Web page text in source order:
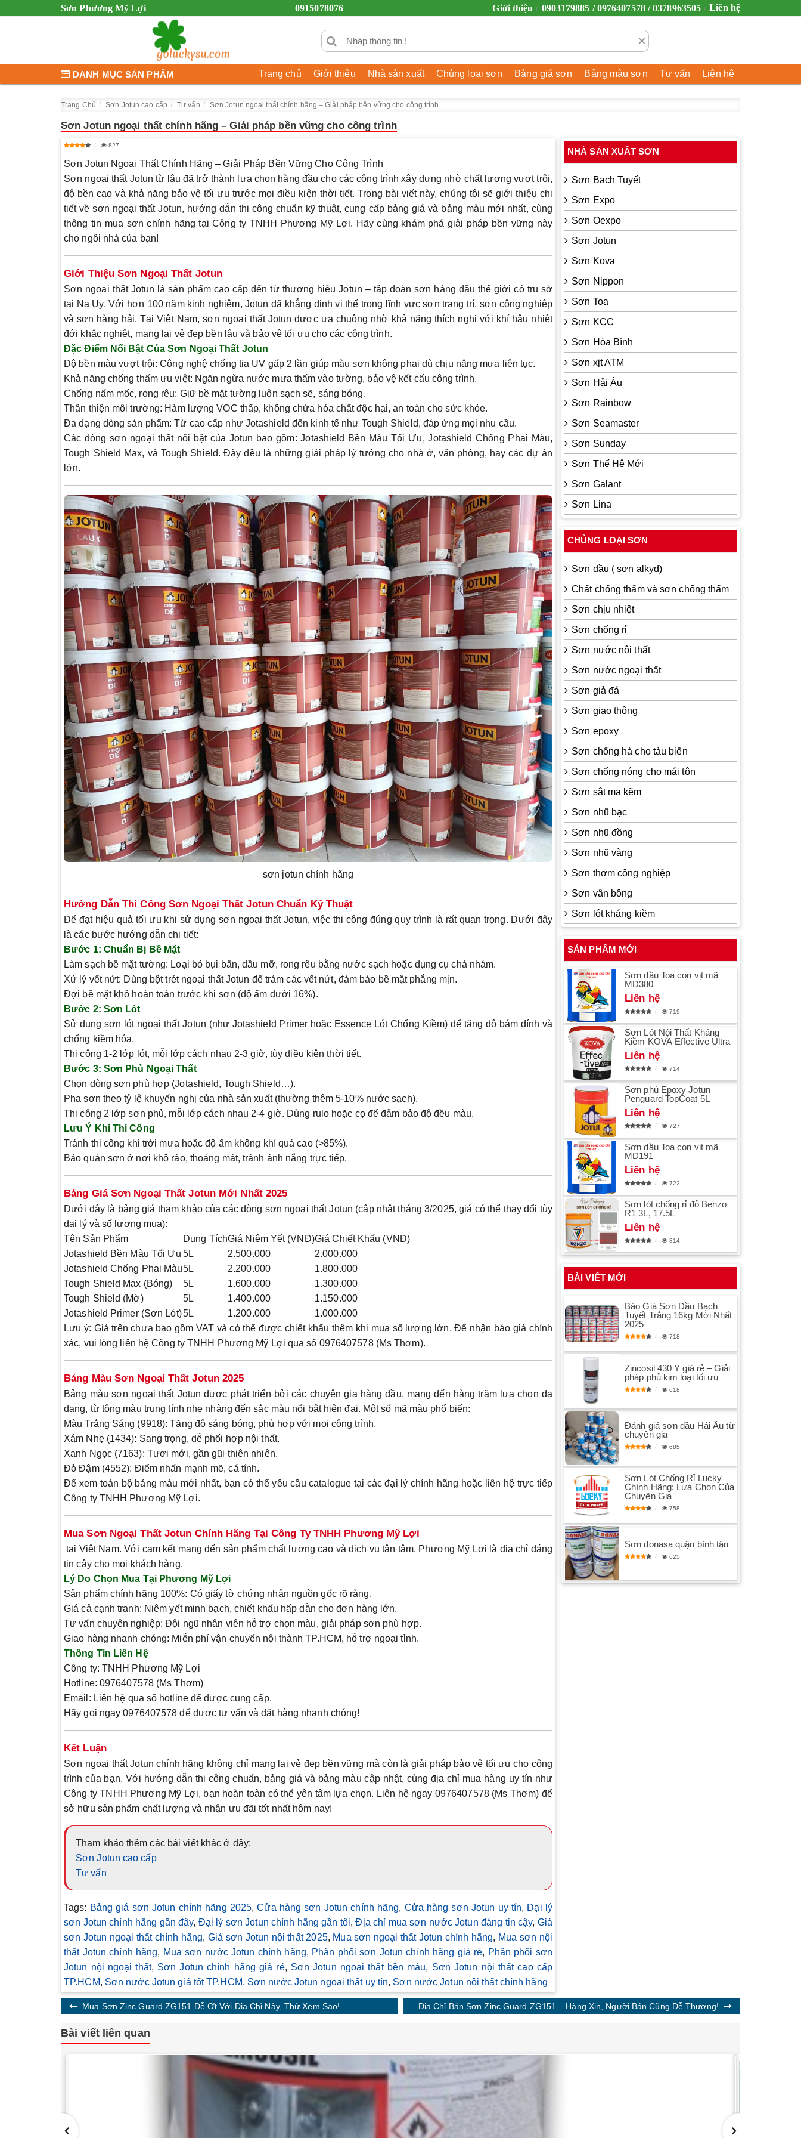
Sơn Phương Mỹ Lợi 0915078076 Giới thiệu 0903179885 / 0976407578 / 0378963505 Liên hệ
×
Trang chủ Giới thiệu Nhà sản xuất Chủng loại sơn Bảng giá sơn Bảng màu sơn Tư vấn Liên hệ
DANH MỤC SẢN PHẨM
Trang Chủ Sơn Jotun cao cấp Tư vấn Sơn Jotun ngoại thất chính hãng – Giải pháp bền vững cho công trình
Sơn Jotun ngoại thất chính hãng – Giải pháp bền vững cho công trình
827
Sơn Jotun Ngoại Thất Chính Hãng – Giải Pháp Bền Vững Cho Công Trình
Sơn ngoại thất Jotun từ lâu đã trở thành lựa chọn hàng đầu cho các công trình xây dựng nhờ chất lượng vượt trội,
độ bền cao và khả năng bảo vệ tối ưu trước mọi điều kiện thời tiết. Trong bài viết này, chúng tôi sẽ giới thiệu chi
tiết về sơn ngoại thất Jotun, hướng dẫn thi công chuẩn kỹ thuật, cung cấp bảng giá và bảng màu mới nhất, cùng
thông tin mua sơn chính hãng tại Công ty TNHH Phương Mỹ Lợi. Hãy cùng khám phá giải pháp bền vững này
cho ngôi nhà của bạn!
Giới Thiệu Sơn Ngoại Thất Jotun
Sơn ngoại thất Jotun là sản phẩm cao cấp đến từ thương hiệu Jotun – tập đoàn sơn hàng đầu thế giới có trụ sở
tại Na Uy. Với hơn 100 năm kinh nghiệm, Jotun đã khẳng định vị thế trong lĩnh vực sơn trang trí, sơn công nghiệp
và sơn hàng hải. Tại Việt Nam, sơn ngoại thất Jotun được ưa chuộng nhờ khả năng thích nghi với khí hậu nhiệt
đới khắc nghiệt, mang lại vẻ đẹp bền lâu và bảo vệ tối ưu cho các công trình.
Đặc Điểm Nổi Bật Của Sơn Ngoại Thất Jotun
Độ bền màu vượt trội: Công nghệ chống tia UV gấp 2 lần giúp màu sơn không phai dù chịu nắng mưa liên tục.
Khả năng chống thấm ưu việt: Ngăn ngừa nước mưa thấm vào tường, bảo vệ kết cấu công trình.
Chống nấm mốc, rong rêu: Giữ bề mặt tường luôn sạch sẽ, sáng bóng.
Thân thiện môi trường: Hàm lượng VOC thấp, không chứa hóa chất độc hại, an toàn cho sức khỏe.
Đa dạng dòng sản phẩm: Từ cao cấp như Jotashield đến kinh tế như Tough Shield, đáp ứng mọi nhu cầu.
Các dòng sơn ngoại thất nổi bật của Jotun bao gồm:Jotashield Bền Màu Tối Ưu,Jotashield Chống Phai Màu,
Tough Shield Max, và Tough Shield. Đây đều là những giải pháp lý tưởng cho nhà ở, văn phòng, hay các dự án
lớn.
sơn jotun chính hãng
Hướng Dẫn Thi Công Sơn Ngoại Thất Jotun Chuẩn Kỹ Thuật
Để đạt hiệu quả tối ưu khi sử dụng sơn ngoại thất Jotun, việc thi công đúng quy trình là rất quan trọng. Dưới đây
là các bước hướng dẫn chi tiết:
Bước 1: Chuẩn Bị Bề Mặt
Làm sạch bề mặt tường: Loại bỏ bụi bẩn, dầu mỡ, rong rêu bằng nước sạch hoặc dụng cụ chà nhám.
Xử lý vết nứt: Dùng bột trét ngoại thất Jotun để trám các vết nứt, đảm bảo bề mặt phẳng mịn.
Đợi bề mặt khô hoàn toàn trước khi sơn (độ ẩm dưới 16%).
Bước 2: Sơn Lót
Sử dụng sơn lót ngoại thất Jotun (như Jotashield Primer hoặc Essence Lót Chống Kiềm) để tăng độ bám dính và
chống kiềm hóa.
Thi công 1-2 lớp lót, mỗi lớp cách nhau 2-3 giờ, tùy điều kiện thời tiết.
Bước 3: Sơn Phủ Ngoại Thất
Chọn dòng sơn phù hợp (Jotashield, Tough Shield…).
Pha sơn theo tỷ lệ khuyến nghị của nhà sản xuất (thường thêm 5-10% nước sạch).
Thi công 2 lớp sơn phủ, mỗi lớp cách nhau 2-4 giờ. Dùng rulo hoặc cọ để đảm bảo độ đều màu.
Lưu Ý Khi Thi Công
Tránh thi công khi trời mưa hoặc độ ẩm không khí quá cao (>85%).
Bảo quản sơn ở nơi khô ráo, thoáng mát, tránh ánh nắng trực tiếp.
Bảng Giá Sơn Ngoại Thất Jotun Mới Nhất 2025
Dưới đây là bảng giá tham khảo của các dòng sơn ngoại thất Jotun (cập nhật tháng 3/2025, giá có thể thay đổi tùy
đại lý và số lượng mua):
Tên Sản Phẩm
Dung TíchGiá Niêm Yết (VNĐ)Giá Chiết Khấu (VNĐ)
Jotashield Bền Màu Tối Ưu 5L 2.500.000
2.000.000
Jotashield Chống Phai Màu5L 2.200.000
1.800.000
Tough Shield Max (Bóng)
5L 1.600.000
1.300.000
Tough Shield (Mờ)
5L 1.400.000
1.150.000
Jotashield Primer (Sơn Lót)5L 1.200.000
1.000.000
Lưu ý: Giá trên chưa bao gồm VAT và có thể được chiết khấu thêm khi mua số lượng lớn. Để nhận báo giá chính
xác, vui lòng liên hệ Công ty TNHH Phương Mỹ Lợi qua số 0976407578 (Ms Thơm).
Bảng Màu Sơn Ngoại Thất Jotun 2025
Bảng màu sơn ngoại thất Jotun được phát triển bởi các chuyên gia hàng đầu, mang đến hàng trăm lựa chọn đa
dạng, từ tông màu trung tính nhẹ nhàng đến sắc màu nổi bật hiện đại. Một số mã màu phổ biến:
Màu Trắng Sáng (9918): Tăng độ sáng bóng, phù hợp với mọi công trình.
Xám Nhẹ (1434): Sang trọng, dễ phối hợp nội thất.
Xanh Ngọc (7163): Tươi mới, gần gũi thiên nhiên.
Đỏ Đậm (4552): Điểm nhấn mạnh mẽ, cá tính.
Để xem toàn bộ bảng màu mới nhất, bạn có thể yêu cầu catalogue tại các đại lý chính hãng hoặc liên hệ trực tiếp
Công ty TNHH Phương Mỹ Lợi.
Mua Sơn Ngoại Thất Jotun Chính Hãng Tại Công Ty TNHH Phương Mỹ Lợi
tại Việt Nam. Với cam kết mang đến sản phẩm chất lượng cao và dịch vụ tận tâm, Phương Mỹ Lợi là địa chỉ đáng
tin cậy cho mọi khách hàng.
Lý Do Chọn Mua Tại Phương Mỹ Lợi
Sản phẩm chính hãng 100%: Có giấy tờ chứng nhận nguồn gốc rõ ràng.
Giá cả cạnh tranh: Niêm yết minh bạch, chiết khấu hấp dẫn cho đơn hàng lớn.
Tư vấn chuyên nghiệp: Đội ngũ nhân viên hỗ trợ chọn màu, giải pháp sơn phù hợp.
Giao hàng nhanh chóng: Miễn phí vận chuyển nội thành TP.HCM, hỗ trợ ngoại tỉnh.
Thông Tin Liên Hệ
Công ty: TNHH Phương Mỹ Lợi
Hotline: 0976407578 (Ms Thơm)
Email : Liên hệ qua số hotline để được cung cấp.
Hãy gọi ngay0976407578 để được tư vấn và đặt hàng nhanh chóng!
Kết Luận
Sơn ngoại thất Jotun chính hãng không chỉ mang lại vẻ đẹp bền vững mà còn là giải pháp bảo vệ tối ưu cho công
trình của bạn. Với hướng dẫn thi công chuẩn, bảng giá và bảng màu cập nhật, cùng địa chỉ mua hàng uy tín như
Công ty TNHH Phương Mỹ Lợi, bạn hoàn toàn có thể yên tâm lựa chọn. Liên hệ ngay 0976407578 (Ms Thơm) để
sở hữu sản phẩm chất lượng và nhận ưu đãi tốt nhất hôm nay!
Tham khảo thêm các bài viết khác ở đây:
Sơn Jotun cao cấp
Tư vấn
Tags: Bảng giá sơn Jotun chính hãng 2025,Cửa hàng sơn Jotun chính hãng, Cửa hàng sơn Jotun uy tín,Đại lý
sơn Jotun chính hãng gần đây, Đại lý sơn Jotun chính hãng gần tôi,Địa chỉ mua sơn nước Jotun đáng tin cậy, Giá
sơn Jotun ngoại thất chính hãng, Giá sơn Jotun nội thất 2025, Mua sơn ngoại thất Jotun chính hãng, Mua sơn nội
thất Jotun chính hãng, Mua sơn nước Jotun chính hãng, Phân phối sơn Jotun chính hãng giá rẻ, Phân phối sơn
Jotun nội ngoại thất, Sơn Jotun chính hãng giá rẻ, Sơn Jotun ngoại thất bền màu, Sơn Jotun nội thất cao cấp
TP.HCM, Sơn nước Jotun giá tốt TP.HCM, Sơn nước Jotun ngoại thất uy tín, Sơn nước Jotun nội thất chính hãng
NHÀ SẢN XUẤT SƠN
Sơn Bạch Tuyết
Sơn Expo
Sơn Oexpo
Sơn Jotun
Sơn Kova
Sơn Nippon
Sơn Toa
Sơn KCC
Sơn Hòa Bình
Sơn xịt ATM
Sơn Hải Âu
Sơn Rainbow
Sơn Seamaster
Sơn Sunday
Sơn Thế Hệ Mới
Sơn Galant
Sơn Lina
CHỦNG LOẠI SƠN
Sơn dầu ( sơn alkyd)
Chất chống thấm và sơn chống thấm
Sơn chịu nhiệt
Sơn chống rỉ
Sơn nước nội thất
Sơn nước ngoại thất
Sơn giả đá
Sơn giao thông
Sơn epoxy
Sơn chống hà cho tàu biển
Sơn chống nóng cho mái tôn
Sơn sắt mạ kẽm
Sơn nhũ bạc
Sơn nhũ đồng
Sơn nhũ vàng
Sơn thơm công nghiệp
Sơn vân bông
Sơn lót kháng kiềm
SẢN PHẨM MỚI
Sơn dầu Toa con vịt mã
MD380
Liên hệ
719
Sơn Lót Nội Thất Kháng
Kiềm KOVA Effective Ultra
Liên hệ
714
Sơn phủ Epoxy Jotun
Penguard TopCoat 5L
Liên hệ
727
Sơn dầu Toa con vịt mã
MD191
Liên hệ
722
Sơn lót chống rỉ đỏ Benzo
R1 3L, 17.5L
Liên hệ
814
BÀI VIẾT MỚI
Báo Giá Sơn Dầu Bạch
Tuyết Trắng 16kg Mới Nhất
2025
718
Zincosil 430 Ý giá rẻ – Giải
pháp phủ kim loại tối ưu
618
Đánh giá sơn dầu Hải Âu từ
chuyên gia
685
Sơn Lót Chống Rỉ Lucky
Chính Hãng: Lựa Chọn Của
Chuyên Gia
758
Sơn donasa quận bình tân
625
Mua Sơn Zinc Guard ZG151 Dễ Ợt Với Địa Chỉ Này, Thử Xem Sao! Địa Chỉ Bán Sơn Zinc Guard ZG151 – Hàng Xịn, Người Bán Cũng Dễ Thương!
Bài viết liên quan